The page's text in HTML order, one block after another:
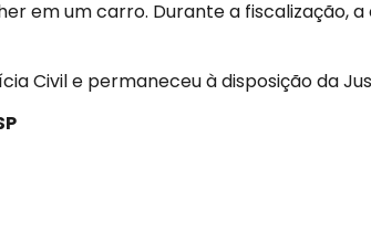
em um carro. Durante a fiscalização,
Civil e permaneceu à disposição da